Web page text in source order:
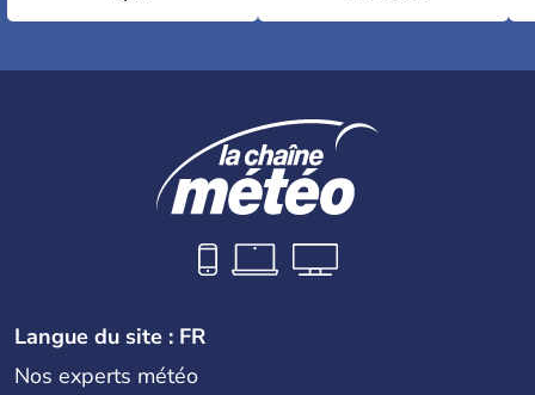
Langue du site : FR
Nos experts météo